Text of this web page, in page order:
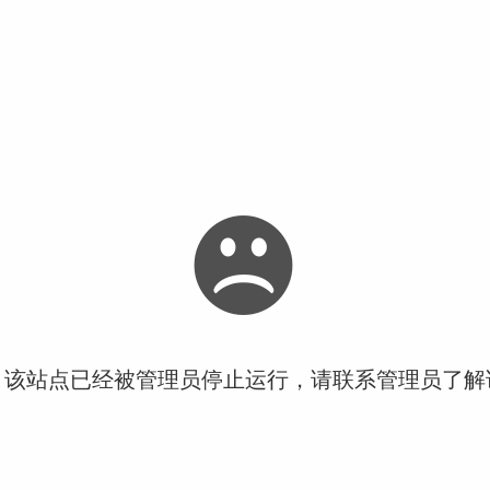
站点已经被管理员停止运行，请联系管理员了